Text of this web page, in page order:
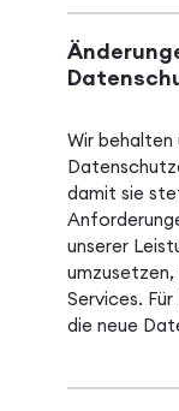
Wir behalten
damit sie
unserer
umzusetzen,
Services.
die neue